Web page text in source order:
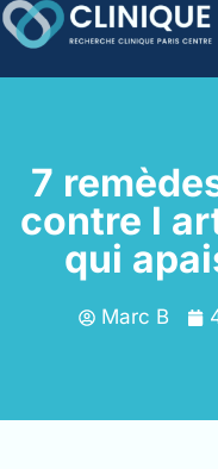
7
contre l
qui
Marc B